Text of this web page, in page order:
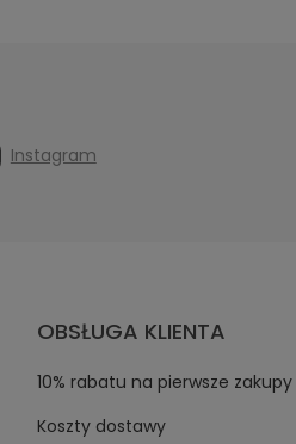
Instagram
OBSŁUGA KLIENTA
10% rabatu na pierwsze zakupy
Koszty dostawy